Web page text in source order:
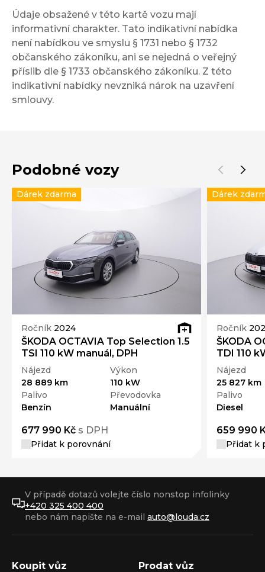
Údaje obsažené v této kartě vozu mají
informativní charakter. Tato indikativní nabídka
není nabídkou ve smyslu § 1731 nebo § 1732
občanského zákoníku, ani se nejedná o veřejný
příslib dle § 1733 občanského zákoníku. Z této
indikativní nabídky nevzniká nárok na uzavření
smlouvy.
Podobné vozy
Ročník 2024
ŠKODA OCTAVIA Top Selection 1.5
TSI 110 kW manuál, DPH
Nájezd
28 889 km
Výkon
110 kW
Palivo
Benzín
Převodovka
Manuální
677 990 Kč s DPH
Přidat k porovnání
Dárek zdarma
Ročník
ŠKODA
TDI 110
Nájezd
25 827 km
Palivo
Diesel
659 990
Přidat k
Dárek
V případě dotazů volejte číslo nonstop infolinky
+420 325 400 400
nebo nám napište na e-mail auto@louda.cz
Koupit vůz Prodat vůz